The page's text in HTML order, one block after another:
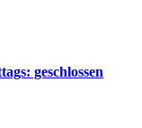
geschlossen